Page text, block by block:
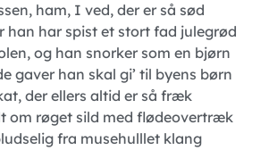
ham, I ved, der er så sød
han har spist et stort fad julegrød
og han snorker som en bjørn
gaver han skal gi’ til byens børn
der ellers altid er så fræk
om røget sild med flødeovertræk
fra musehulllet klang